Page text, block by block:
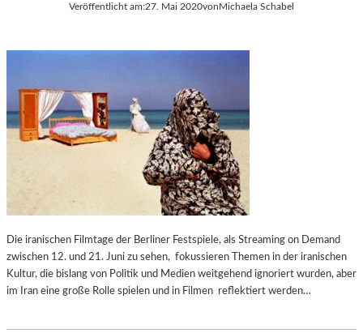
Veröffentlicht am:27. Mai 2020vonMichaela Schabel
Die iranischen Filmtage der Berliner Festspiele, als Streaming on Demand
zwischen 12. und 21. Juni zu sehen, fokussieren Themen in der iranischen
Kultur, die bislang von Politik und Medien weitgehend ignoriert wurden, aber
im Iran eine große Rolle spielen und in Filmen reflektiert werden…